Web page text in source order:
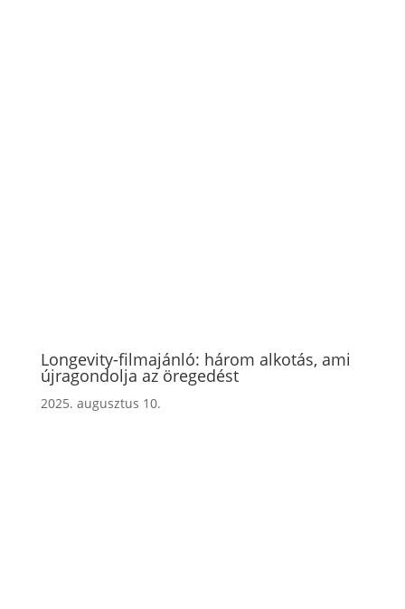
Longevity-filmajánló: három alkotás, ami
újragondolja az öregedést
2025. augusztus 10.